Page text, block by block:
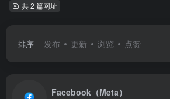
共 2 篇网址
排序 发布 更新 浏览 点赞
Facebook（Meta）